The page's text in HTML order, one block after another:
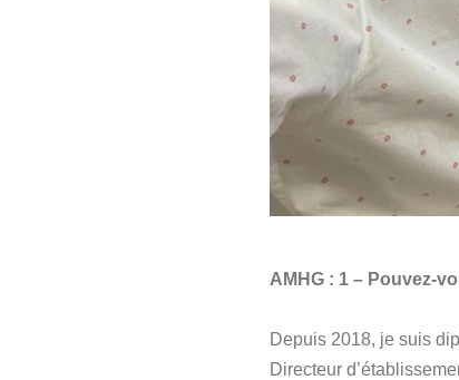
AMHG : 1 – Pouvez-
Depuis 2018, je suis
Directeur